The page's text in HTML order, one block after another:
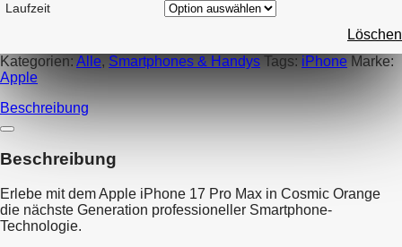
Laufzeit
Löschen
Kategorien: Alle, Smartphones & Handys Tags: iPhone Marke:
Apple
Beschreibung
Beschreibung
Erlebe mit dem Apple iPhone 17 Pro Max in Cosmic Orange
die nächste Generation professioneller Smartphone-
Technologie.